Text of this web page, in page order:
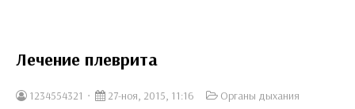
Лечение плеврита
1234554321 27-ноя, 2015, 11:16
Органы дыхания